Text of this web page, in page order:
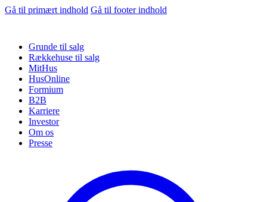
Gå til primært indhold Gå til footer indhold
Grunde til salg
Rækkehuse til salg
MitHus
HusOnline
Formium
B2B
Karriere
Investor
Om os
Presse